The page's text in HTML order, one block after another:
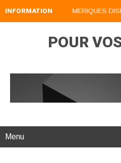
INFORMATION
NOS LIVRES NUMERIQUES
POUR
Menu